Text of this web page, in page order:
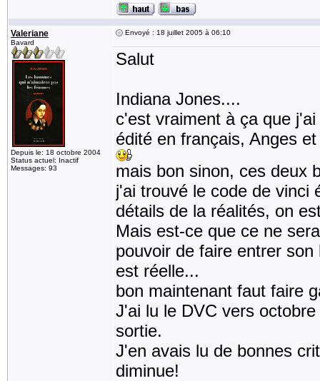
Valeriane
Bavard
Depuis le: 18 octobre 2004
Status actuel: Inactif
Messages: 93
Envoyé : 18 juillet 2005 à 06:10
Salut
Indiana Jones....
c'est vraiment à ça que
édité en français, Anges
mais bon sinon, ces deux
j'ai trouvé le code de vinci
détails de la réalités, on
Mais est-ce que ce ne
pouvoir de faire entrer
est réelle...
bon maintenant faut faire
J'ai lu le DVC vers
sortie.
J'en avais lu de bonnes
diminue!